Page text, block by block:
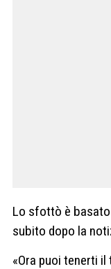
Lo sfottò è
subito dopo la
«Ora puoi tenerti